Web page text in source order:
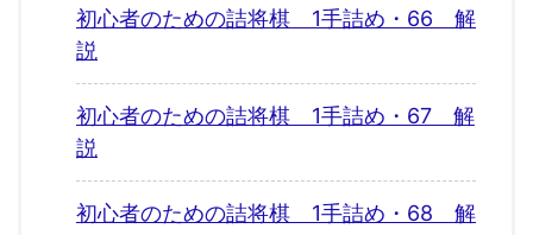
初心者のための詰将棋 1手詰め・66 解
説
初心者のための詰将棋 1手詰め・67 解
説
初心者のための詰将棋 1手詰め・68 解